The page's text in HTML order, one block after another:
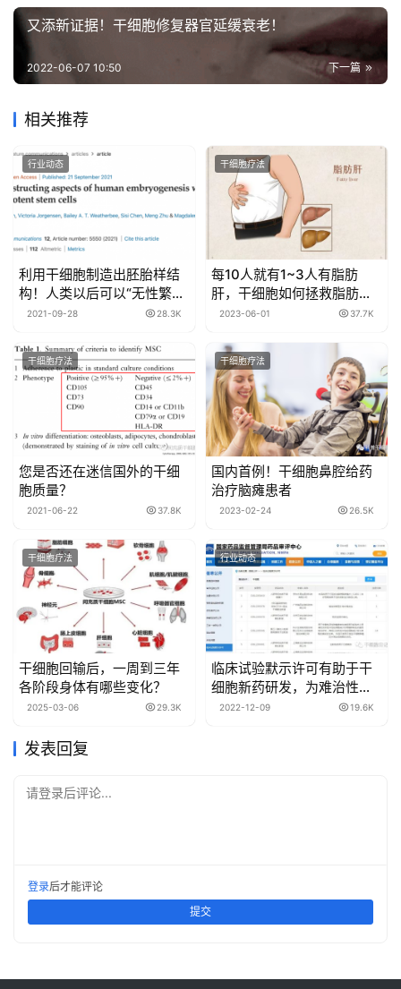
又添新证据！干细胞修复器官延缓衰老！
下一篇
2022-06-07 10:50
相关推荐
行业动态
利用干细胞制造出胚胎样结
构！人类以后可以“无性繁
衍”了？
2021-09-28 28.3K
干细胞疗法
每10人就有1~3人有脂肪
肝，干细胞如何拯救脂肪
肝？
2023-06-01 37.7K
干细胞疗法
您是否还在迷信国外的干细
胞质量？
2021-06-22 37.8K
干细胞疗法
国内首例！干细胞鼻腔给药
治疗脑瘫患者
2023-02-24 26.5K
干细胞疗法
干细胞回输后，一周到三年
各阶段身体有哪些变化？
2025-03-06 29.3K
行业动态
临床试验默示许可有助于干
细胞新药研发，为难治性疾
病治疗带来新希望
2022-12-09 19.6K
发表回复
请登录后评论...
登录后才能评论
提交